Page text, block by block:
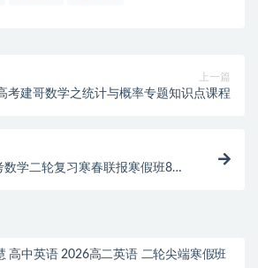
上一篇
考建哥数学之统计与概率专题知识点课程
学二轮复习寒春联报寒假班8讲
高中英语 2026高二英语 二轮尖端寒假班